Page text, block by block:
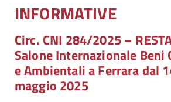
INFORMATIVE
Circ. CNI 284/2025 –
Salone Internazionale Beni
e Ambientali a Ferrara dal
maggio 2025